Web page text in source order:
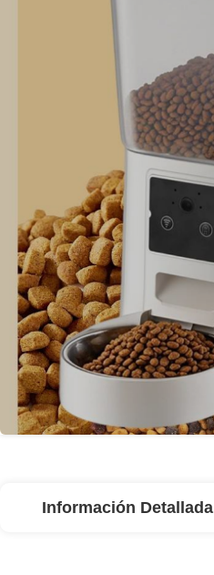
Información Detallada